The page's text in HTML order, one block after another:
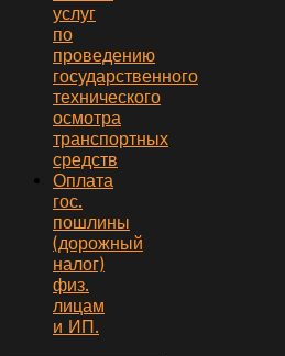
услуг
по
проведению
государственного
технического
осмотра
транспортных
средств
Оплата
гос.
пошлины
(дорожный
налог)
физ.
лицам
и ИП.